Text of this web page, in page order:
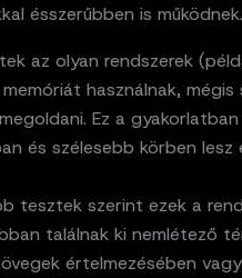
ésszerűbben is működnek.
az olyan rendszerek
használnak, mégis
Ez a
és szélesebb körben lesz
tesztek szerint ezek a
találnak ki nemlétező
értelmezésében